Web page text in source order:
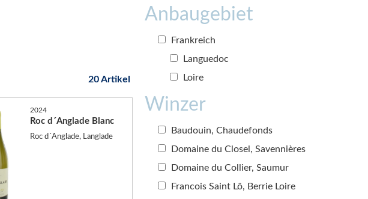
20 Artikel
2024
Roc d´Anglade Blanc
Roc d´Anglade, Langlade
Anbaugebiet
Frankreich
Languedoc
Loire
Winzer
Baudouin, Chaudefonds
Domaine du Closel, Savennières
Domaine du Collier, Saumur
Francois Saint Lô, Berrie Loire